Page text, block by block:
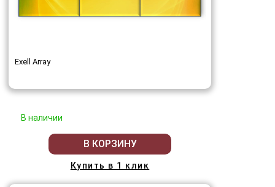
Exell Array
В наличии
В КОРЗИНУ
Купить в 1 клик